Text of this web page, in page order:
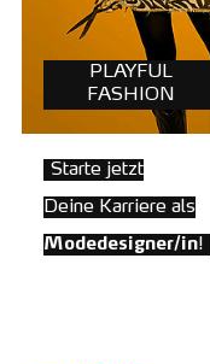
PLAYFUL
FASHION
Starte jetzt
Deine Karriere als
Modedesigner/in!